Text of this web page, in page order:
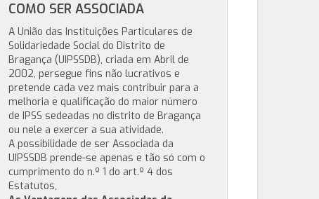
COMO SER ASSOCIADA
A União das Instituições Particulares de
Solidariedade Social do Distrito de
Bragança (UIPSSDB), criada em Abril de
2002, persegue fins não lucrativos e
pretende cada vez mais contribuir para a
melhoria e qualificação do maior número
de IPSS sedeadas no distrito de Bragança
ou nele a exercer a sua atividade.
A possibilidade de ser Associada da
UIPSSDB prende-se apenas e tão só com o
cumprimento do n.º 1 do art.º 4 dos
Estatutos,